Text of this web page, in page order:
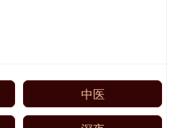
中医